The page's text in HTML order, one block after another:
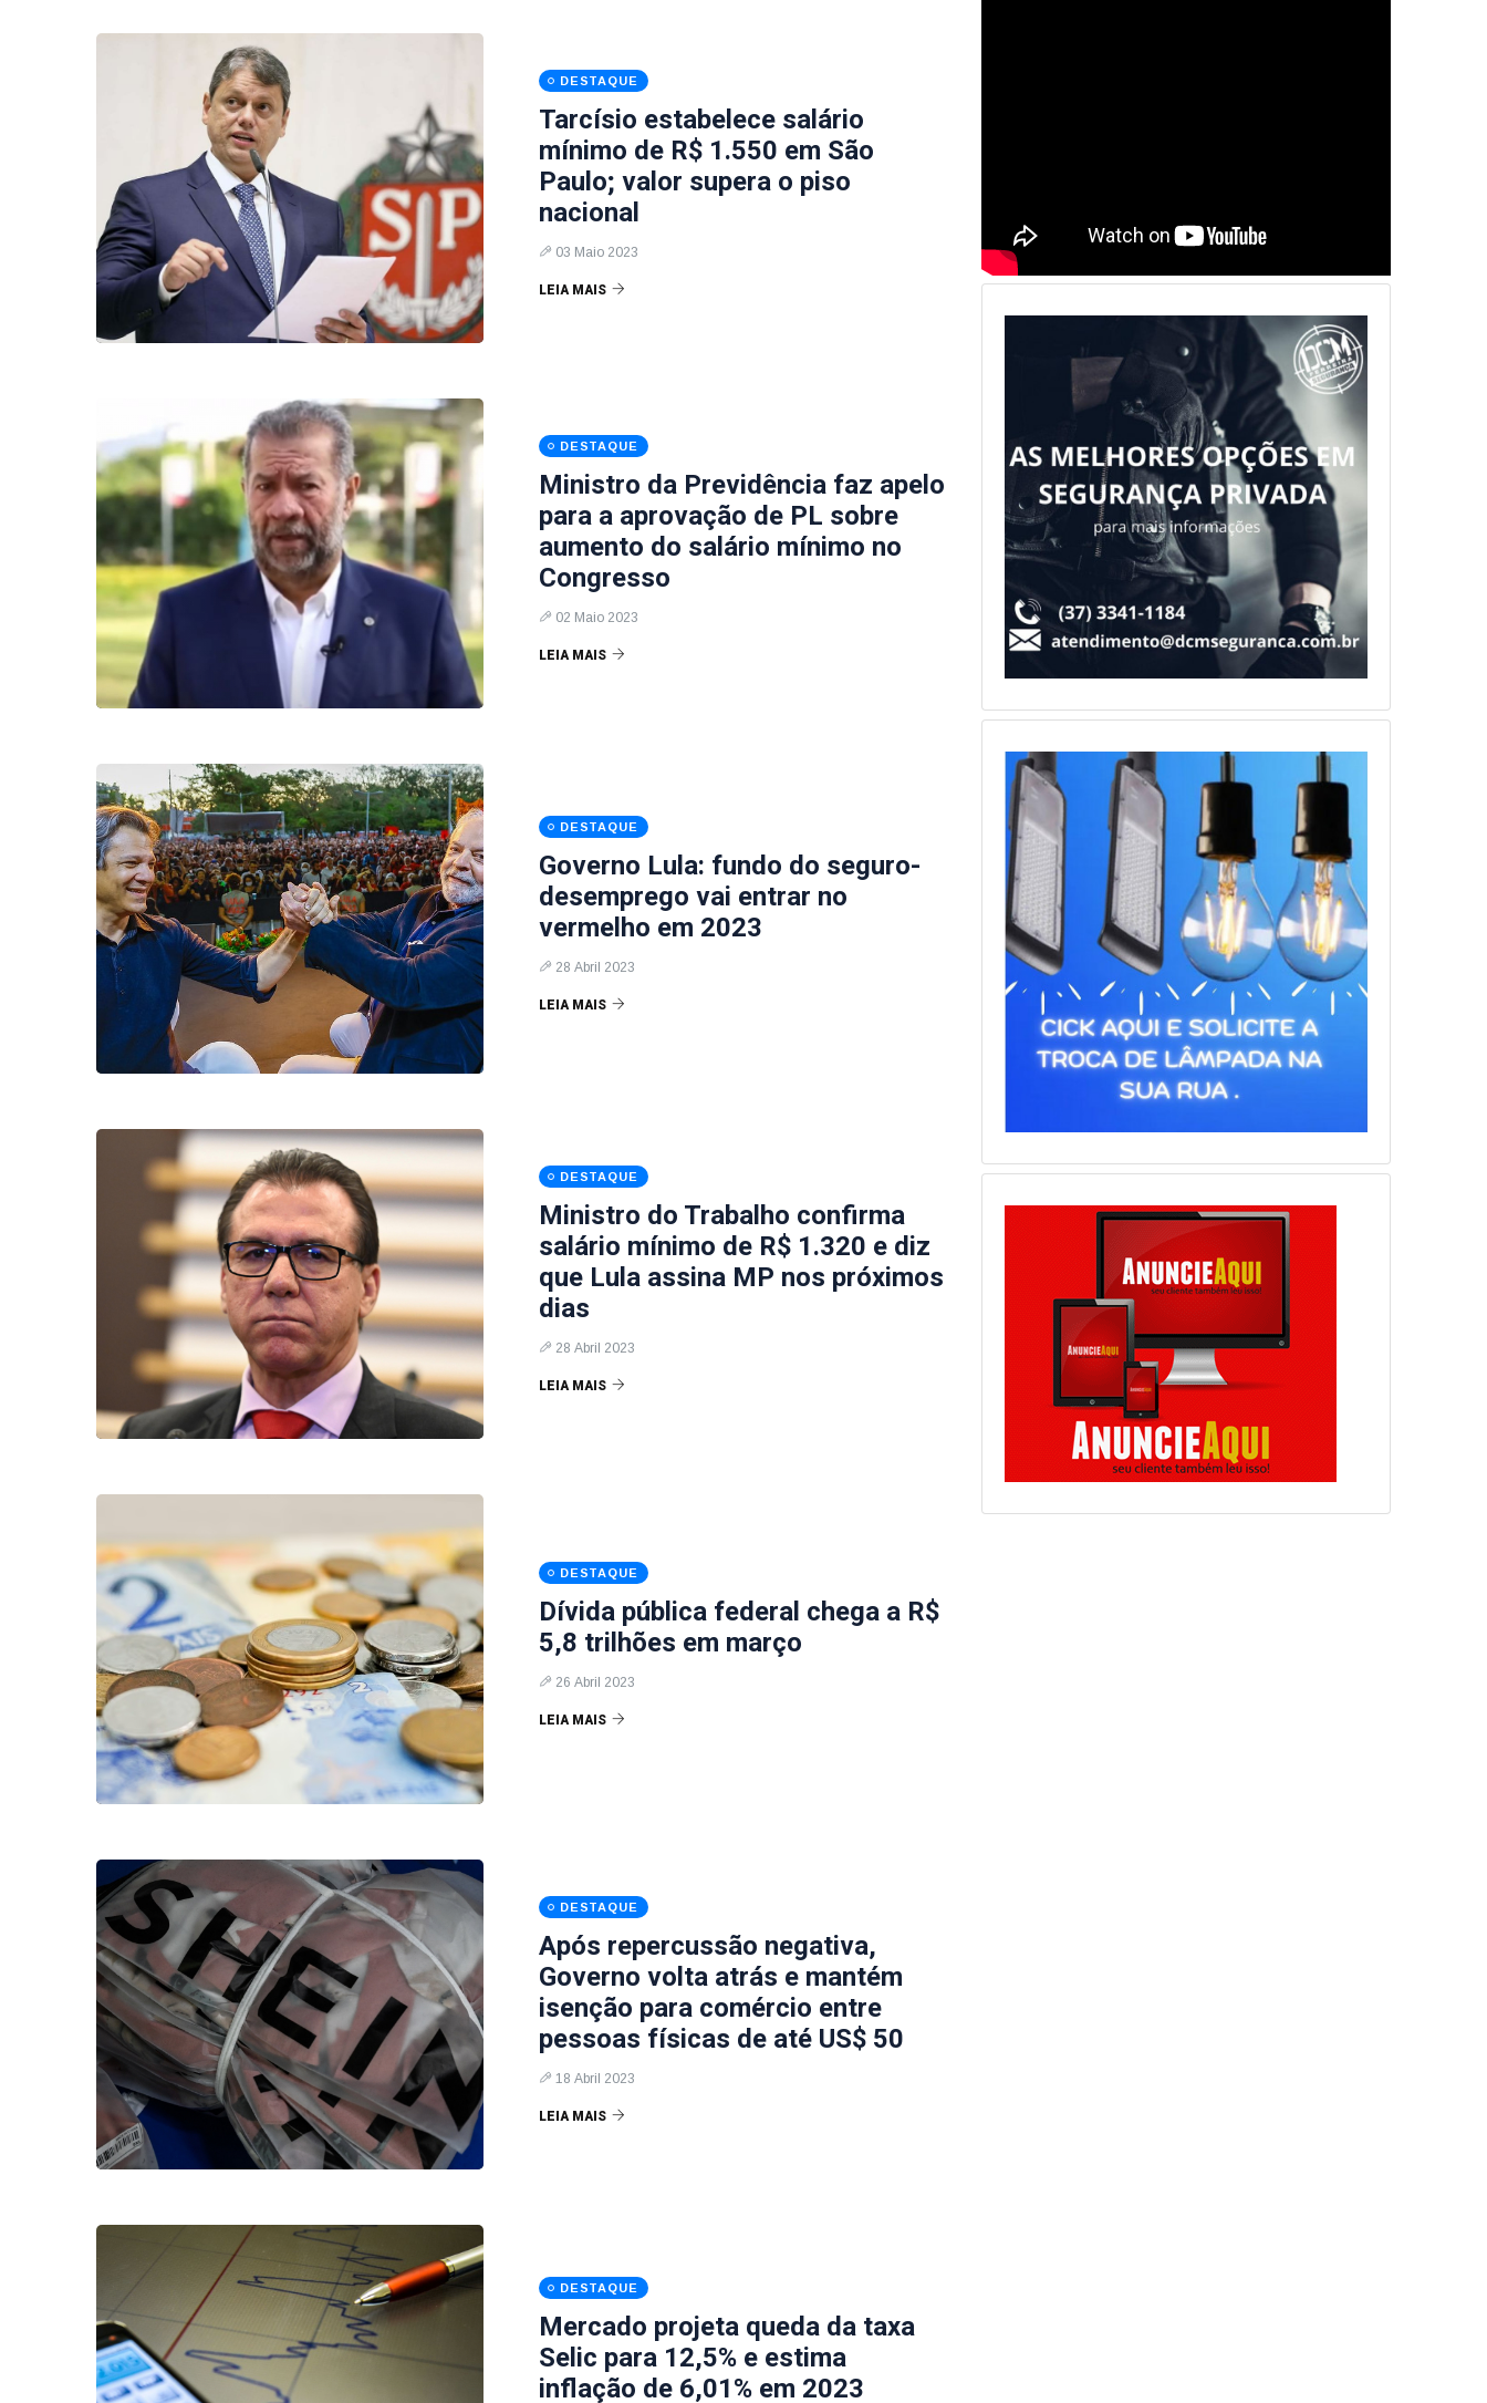
DESTAQUE
Tarcísio estabelece salário
mínimo de R$ 1.550 em São
Paulo; valor supera o piso
nacional
03 Maio 2023
LEIA MAIS
DESTAQUE
Ministro da Previdência faz apelo
para a aprovação de PL sobre
aumento do salário mínimo no
Congresso
02 Maio 2023
LEIA MAIS
DESTAQUE
Governo Lula: fundo do seguro-
desemprego vai entrar no
vermelho em 2023
28 Abril 2023
LEIA MAIS
DESTAQUE
Ministro do Trabalho confirma
salário mínimo de R$ 1.320 e diz
que Lula assina MP nos próximos
dias
28 Abril 2023
LEIA MAIS
DESTAQUE
Dívida pública federal chega a R$
5,8 trilhões em março
26 Abril 2023
LEIA MAIS
DESTAQUE
Após repercussão negativa,
Governo volta atrás e mantém
isenção para comércio entre
pessoas físicas de até US$ 50
18 Abril 2023
LEIA MAIS
DESTAQUE
Mercado projeta queda da taxa
Selic para 12,5% e estima
inflação de 6,01% em 2023